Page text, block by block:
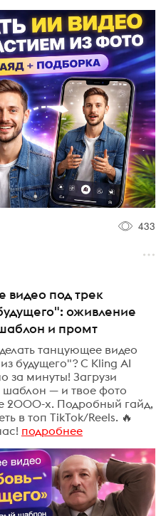
433
видео под трек
оживление
и промт
танцующее видео
будущего"? С Kling AI
за минуты! Загрузи
шаблон — и твое фото
2000-х. Подробный гайд,
в топ TikTok/Reels. 🔥
подробнее